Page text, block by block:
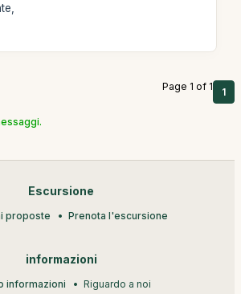
Page 1 of 1 1
Escursione
proposte Prenota l'escursione
informazioni
informazioni Riguardo a noi